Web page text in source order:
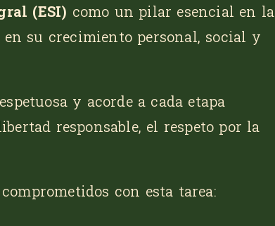
(ESI) como un pilar esencial en la
su crecimiento personal, social y
y acorde a cada etapa
responsable, el respeto por la
con esta tarea: